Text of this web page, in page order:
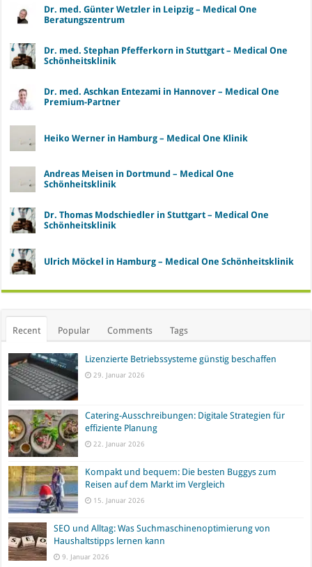
Dr. med. Günter Wetzler in Leipzig – Medical One
Beratungszentrum
Dr. med. Stephan Pfefferkorn in Stuttgart – Medical One
Schönheitsklinik
Dr. med. Aschkan Entezami in Hannover – Medical One
Premium-Partner
Heiko Werner in Hamburg – Medical One Klinik
Andreas Meisen in Dortmund – Medical One
Schönheitsklinik
Dr. Thomas Modschiedler in Stuttgart – Medical One
Schönheitsklinik
Ulrich Möckel in Hamburg – Medical One Schönheitsklinik
Recent Popular Comments Tags
Lizenzierte Betriebssysteme günstig beschaffen
29. Januar 2026
Catering-Ausschreibungen: Digitale Strategien für
effiziente Planung
22. Januar 2026
Kompakt und bequem: Die besten Buggys zum
Reisen auf dem Markt im Vergleich
15. Januar 2026
SEO und Alltag: Was Suchmaschinenoptimierung von
Haushaltstipps lernen kann
9. Januar 2026